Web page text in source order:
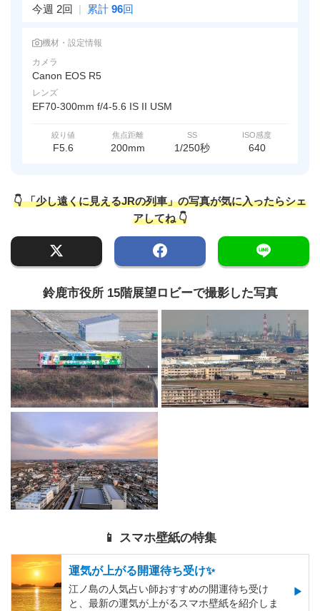
今週 2回 | 累計 96回
機材・設定情報
カメラ
Canon EOS R5
レンズ
EF70-300mm f/4-5.6 IS II USM
絞り値
F5.6
焦点距離
200mm
SS
1/250秒
ISO感度
640
👇 「少し遠くに見えるJRの列車」の写真が気に入ったらシェ
アしてね 👇
鈴鹿市役所 15階展望ロビーで撮影した写真
📱 スマホ壁紙の特集
運気が上がる開運待ち受け✨
江ノ島の人気占い師おすすめの開運待ち受け
と、最新の運気が上がるスマホ壁紙を紹介しま